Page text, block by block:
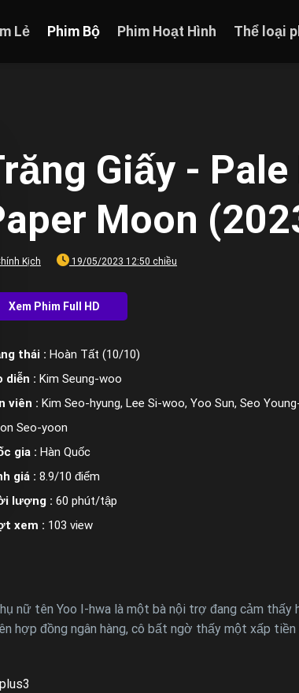
Lẻ Phim Bộ Phim Hoạt Hình Thể loại
Giấy -
Moon
Kịch 19/05/2023 12:50 chiều
thái : Hoàn Tất (10/10)
diễn : Kim Seung-woo
viên : Kim Seo-hyung, Lee Si-woo, Yoo Sun, Seo
Seo-yoon
gia : Hàn Quốc
giá : 8.9/10 điểm
lượng : 60 phút/tập
xem : 103 view
nữ tên Yoo I-hwa là một bà nội trợ đang cảm thấy
hợp đồng ngân hàng, cô bất ngờ thấy một xấp tiền